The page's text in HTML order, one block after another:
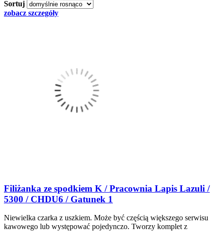
Sortuj
zobacz szczegóły
Filiżanka ze spodkiem K / Pracownia Lapis Lazuli /
5300 / CHDU6 / Gatunek 1
Niewielka czarka z uszkiem. Może być częścią większego serwisu
kawowego lub występować pojedynczo. Tworzy komplet z